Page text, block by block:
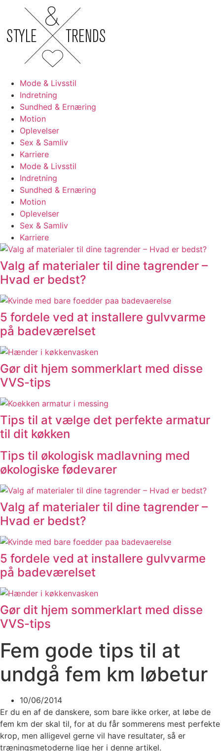
indhold
Mode & Livsstil
Indretning
Sundhed & Ernæring
Motion
Oplevelser
Sex & Samliv
Karriere
Mode & Livsstil
Indretning
Sundhed & Ernæring
Motion
Oplevelser
Sex & Samliv
Karriere
Valg af materialer til dine tagrender –
Hvad er bedst?
5 fordele ved at installere gulvvarme
på badeværelset
Gør dit hjem sommerklart med disse
VVS-tips
Tips til at vælge det perfekte armatur
til dit køkken
Tips til økologisk madlavning med
økologiske fødevarer
Valg af materialer til dine tagrender –
Hvad er bedst?
5 fordele ved at installere gulvvarme
på badeværelset
Gør dit hjem sommerklart med disse
VVS-tips
Fem gode tips til at
undgå fem km løbetur
10/06/2014
Er du en af de danskere, som bare ikke orker, at løbe de
fem km der skal til, for at du får sommerens mest perfekte
krop, men alligevel gerne vil have resultater, så er
træningsmetoderne lige her i denne artikel.